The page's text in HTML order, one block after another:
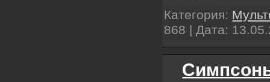
Категория:
868 | Дата: